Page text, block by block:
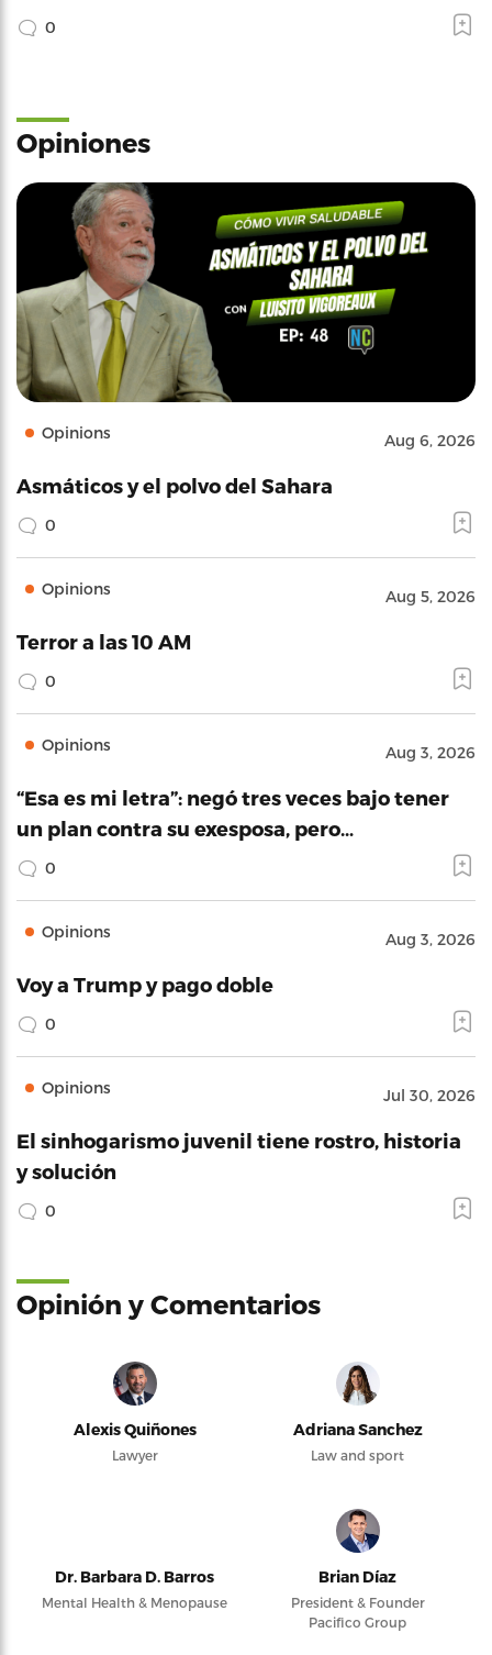
0
Opiniones
Opinions Aug 6, 2026
Asmáticos y el polvo del Sahara
0
Opinions Aug 5, 2026
Terror a las 10 AM
0
Opinions Aug 3, 2026
“Esa es mi letra”: negó tres veces bajo tener
un plan contra su exesposa, pero…
0
Opinions Aug 3, 2026
Voy a Trump y pago doble
0
Opinions Jul 30, 2026
El sinhogarismo juvenil tiene rostro, historia
y solución
0
Opinión y Comentarios
Alexis Quiñones
Lawyer
Adriana Sanchez
Law and sport
Dr. Barbara D. Barros
Mental Health & Menopause
Brian Díaz
President & Founder
Pacifico Group